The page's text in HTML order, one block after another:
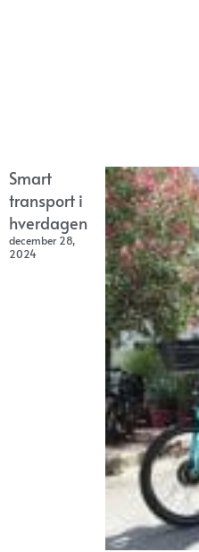
Smart
transport i
hverdagen
december 28,
2024